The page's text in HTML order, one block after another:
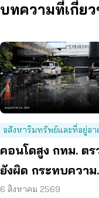
บทความที่เกี่ยว
อสังหาริมทรัพย์และที่อยู่อา
คอนโดสูง กทม. ตร
ยังผิด กระทบความ
ปลอดภัย
6 สิงหาคม 2569